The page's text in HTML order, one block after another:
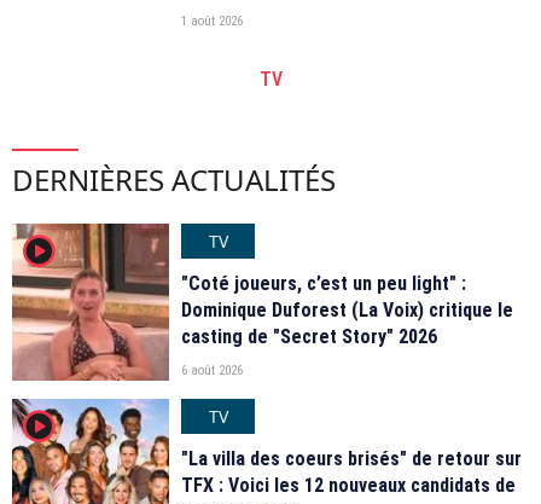
1 août 2026
TV
DERNIÈRES ACTUALITÉS
player2
TV
"Coté joueurs, c’est un peu light" :
Dominique Duforest (La Voix) critique le
casting de "Secret Story" 2026
6 août 2026
player2
TV
"La villa des coeurs brisés" de retour sur
TFX : Voici les 12 nouveaux candidats de